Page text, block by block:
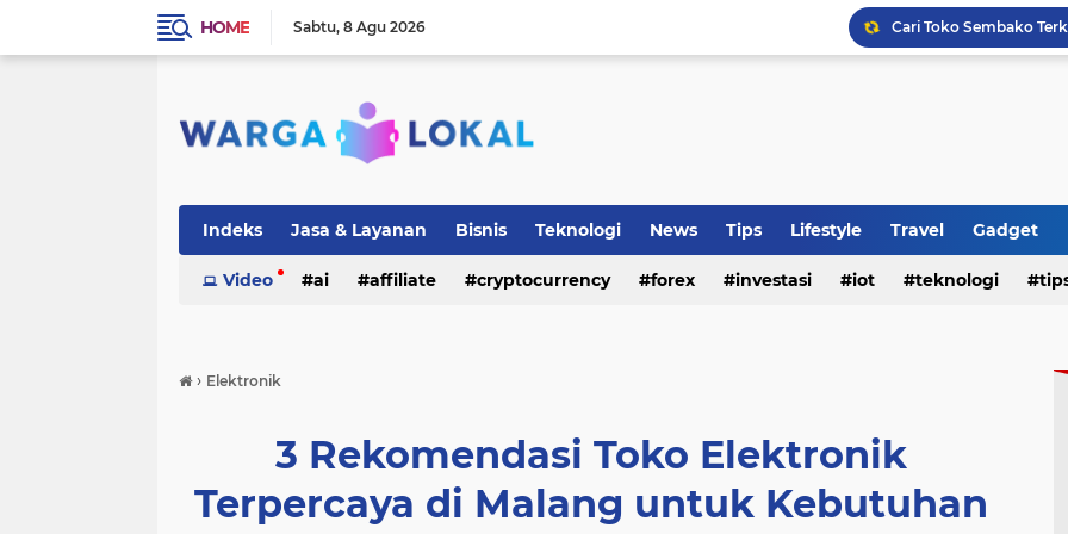
HOME Sabtu 8 Agu 2026
WhatsApp Siapkan
Top Up Mobile Legends
HP Baru Tapi Cepat
Indeks Jasa & Layanan Bisnis Teknologi News Tips Lifestyle Travel Gadget
Video ai affiliate cryptocurrency forex investasi iot teknologi
› Elektronik
3 Rekomendasi Toko Elektronik
Terpercaya di Malang untuk Kebutuhan